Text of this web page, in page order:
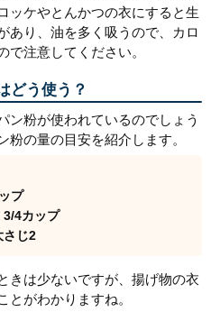
ッケやとんかつの衣にすると生
あり、油を多く吸うので、カロ
で注意してください。
どう使う？
ン粉が使われているのでしょう
の量の目安を紹介します。
プ
3/4カップ
さじ2
きは少ないですが、揚げ物の衣
とがわかりますね。